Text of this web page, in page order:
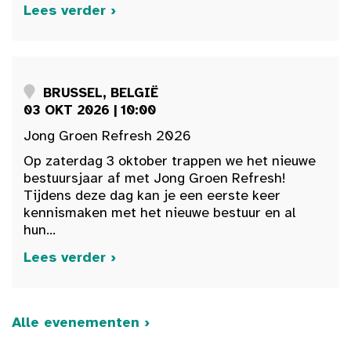
Lees verder ›
BRUSSEL, BELGIË
03 OKT 2026 | 10:00
Jong Groen Refresh 2026
Op zaterdag 3 oktober trappen we het nieuwe
bestuursjaar af met Jong Groen Refresh!
Tijdens deze dag kan je een eerste keer
kennismaken met het nieuwe bestuur en al
hun...
Lees verder ›
Alle evenementen ›